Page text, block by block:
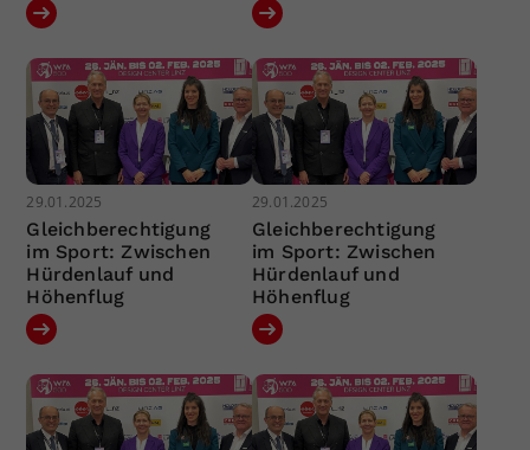
29.01.2025
Gleichberechtigung
im Sport: Zwischen
Hürdenlauf und
Höhenflug
29.01.2025
Gleichberechtigung
im Sport: Zwischen
Hürdenlauf und
Höhenflug